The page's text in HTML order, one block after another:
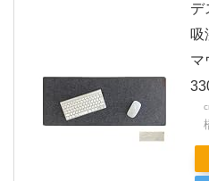
デ
吸
マ